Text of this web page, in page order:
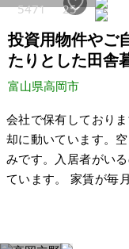
5471 25
投資用物件やご
たりとした田舎
富山県高岡市
会社で保有しており
却に動いています。
みです。入居者がい
ています。 家賃が毎月5万円入ってきます。投資用物件として
お使いいただき、賃